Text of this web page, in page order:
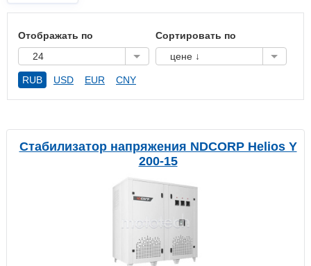
Отображать по
24
Сортировать по
цене ↓
RUB USD EUR CNY
Стабилизатор напряжения NDCORP Helios Y
200-15